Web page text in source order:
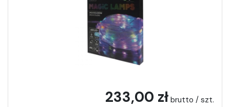
233,00 zł brutto / szt.